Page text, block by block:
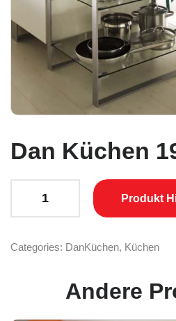
Dan Küchen
Dan Küchen 19 quantity
Produkt
Categories: DanKüchen, Küchen
Andere